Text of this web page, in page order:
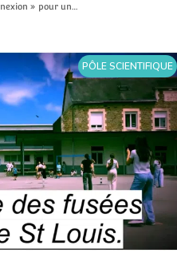
» pour un…
PÔLE SCIENTIFIQUE